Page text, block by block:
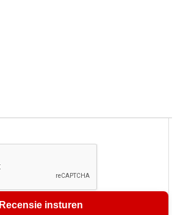
Recensie insturen